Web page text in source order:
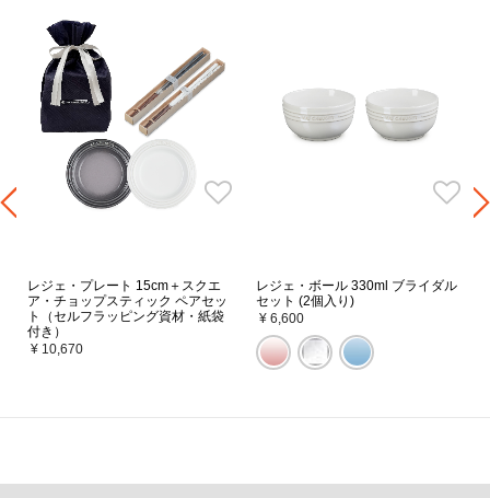
レジェ・プレート 15cm＋スクエ
ア・チョップスティック ペアセッ
ト（セルフラッピング資材・紙袋
付き）
¥ 10,670
レジェ・ボール 330ml ブライダル
セット (2個入り)
¥ 6,600